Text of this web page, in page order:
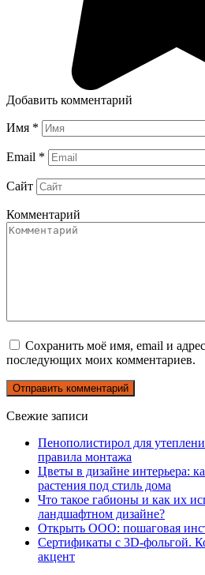
Добавить комментарий
Имя *
Email *
Сайт
Комментарий
Сохранить моё имя, email и
последующих моих комментариев.
Свежие записи
Пенополистирол для
правила монтажа
Цветы в дизайне интерьера:
растения под стиль дома
Что такое габионы и как их
ландшафтном дизайне?
Открыть ООО: пошаговая
Сертификаты с 3D-фольгой.
акцент